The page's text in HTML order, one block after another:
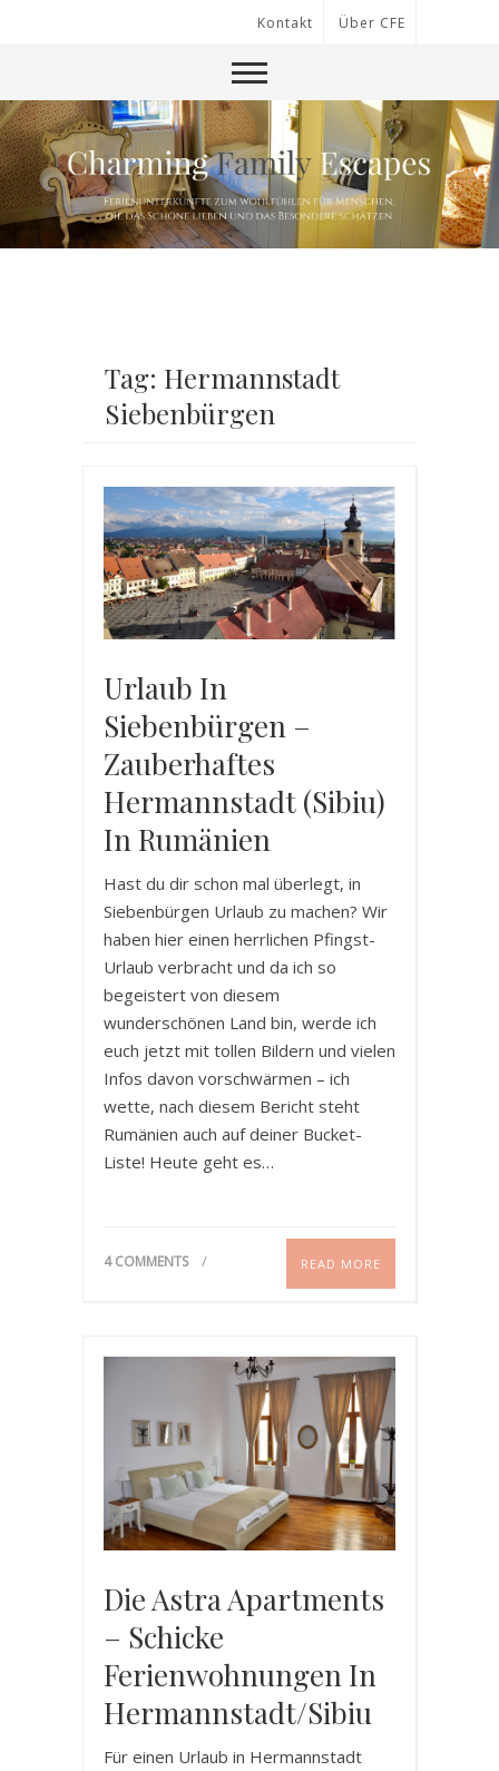
Kontakt Über CFE
Tag: Hermannstadt
Siebenbürgen
Urlaub In
Siebenbürgen –
Zauberhaftes
Hermannstadt (Sibiu)
In Rumänien
Hast du dir schon mal überlegt, in
Siebenbürgen Urlaub zu machen? Wir
haben hier einen herrlichen Pfingst-
Urlaub verbracht und da ich so
begeistert von diesem
wunderschönen Land bin, werde ich
euch jetzt mit tollen Bildern und vielen
Infos davon vorschwärmen – ich
wette, nach diesem Bericht steht
Rumänien auch auf deiner Bucket-
Liste! Heute geht es…
4 COMMENTS READ MORE
Die Astra Apartments
– Schicke
Ferienwohnungen In
Hermannstadt/Sibiu
Für einen Urlaub in Hermannstadt